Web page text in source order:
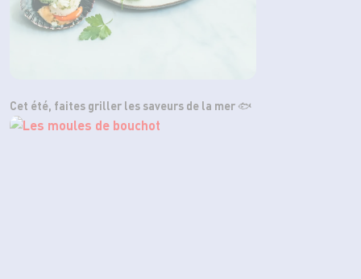
Cet été, faites griller les saveurs de la mer 🐟